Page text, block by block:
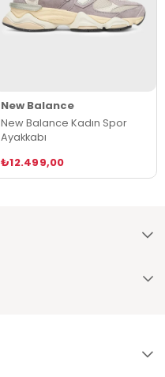
New Balance
New Balance Kadın Spor
Ayakkabı
₺12.499,00